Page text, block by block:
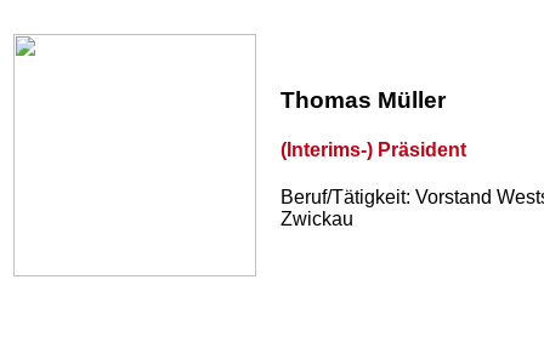
Thomas Müller
(Interims-) Präsident
Beruf/Tätigkeit: Vorstand
Zwickau